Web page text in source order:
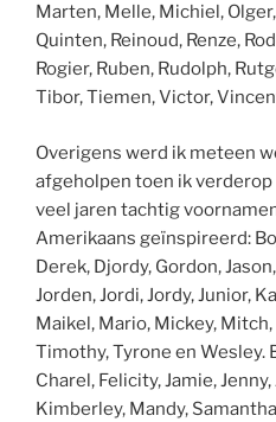
Marten, Melle, Michiel,
Quinten, Reinoud, Renze,
Rogier, Ruben, Rudolph,
Tibor, Tiemen, Victor,
Overigens werd ik meteen
afgeholpen toen ik
veel jaren tachtig
Amerikaans geïnspireerd:
Derek, Djordy, Gordon,
Jorden, Jordi, Jordy, Junior,
Maikel, Mario, Mickey,
Timothy, Tyrone en Wesley.
Charel, Felicity, Jamie,
Kimberley, Mandy,